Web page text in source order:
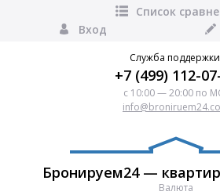
Список
Вход
Служба
+7 (499) 112-
с 10:00 — 20:00 по
Бронируем24 —
Валюта